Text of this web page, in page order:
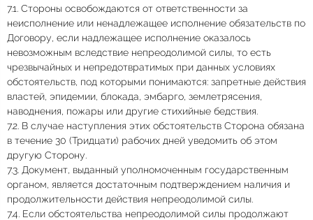
7.1. Стороны освобождаются от ответственности за
неисполнение или ненадлежащее исполнение обязательств по
Договору, если надлежащее исполнение оказалось
невозможным вследствие непреодолимой силы, то есть
чрезвычайных и непредотвратимых при данных условиях
обстоятельств, под которыми понимаются: запретные действия
властей, эпидемии, блокада, эмбарго, землетрясения,
наводнения, пожары или другие стихийные бедствия.
7.2. В случае наступления этих обстоятельств Сторона обязана
в течение 30 (Тридцати) рабочих дней уведомить об этом
другую Сторону.
7.3. Документ, выданный уполномоченным государственным
органом, является достаточным подтверждением наличия и
продолжительности действия непреодолимой силы.
7.4. Если обстоятельства непреодолимой силы продолжают